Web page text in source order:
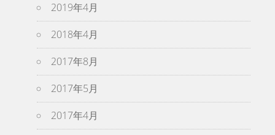
2019年4月
2018年4月
2017年8月
2017年5月
2017年4月